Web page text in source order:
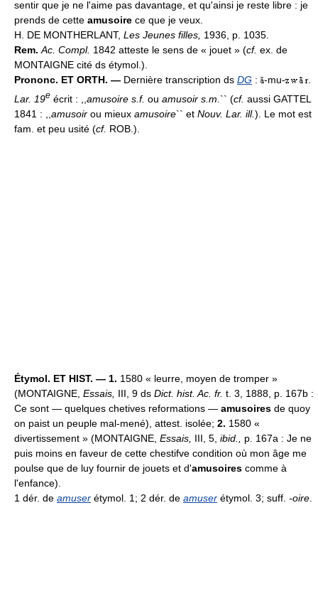
sentir que je ne l'aime pas davantage, et qu'ainsi je reste libre : je
prends de cette amusoire ce que je veux.
H. DE MONTHERLANT, Les Jeunes filles, 1936, p. 1035.
Rem. Ac. Compl. 1842 atteste le sens de « jouet » (cf. ex. de
MONTAIGNE cité ds étymol.).
Prononc. ET ORTH. — Dernière transcription ds DG : -mu-
Lar. 19e écrit : ,, amusoire s.f. ou amusoir s.m. `` (cf. aussi GATTEL
1841 : ,, amusoir ou mieux amusoire`` et Nouv. Lar. ill.). Le mot est
fam. et peu usité (cf. ROB.).
Étymol. ET HIST. — 1. 1580 « leurre, moyen de tromper »
(MONTAIGNE, Essais, III, 9 ds Dict. hist. Ac. fr. t. 3, 1888, p. 167b :
Ce sont — quelques chetives reformations — amusoires de quoy
on paist un peuple mal-mené), attest. isolée; 2. 1580 «
divertissement » (MONTAIGNE, Essais, III, 5, ibid., p. 167a : Je ne
puis moins en faveur de cette chestifve condition où mon âge me
poulse que de luy fournir de jouets et d'amusoires comme à
l'enfance).
1 dér. de amuser étymol. 1; 2 dér. de amuser étymol. 3; suff. -oire